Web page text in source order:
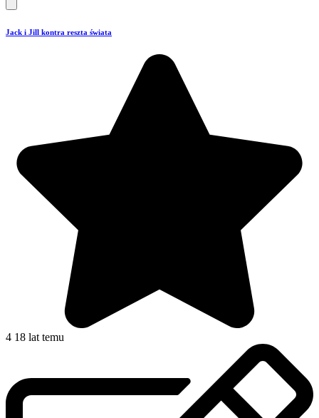
Jack i Jill kontra reszta świata
4 18 lat temu